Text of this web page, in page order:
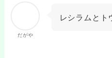
だがや
レシラムとト